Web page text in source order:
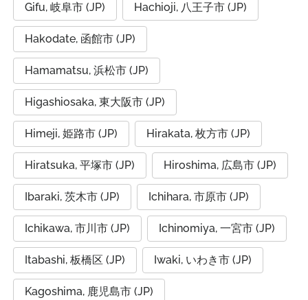
Gifu, 岐阜市 (JP) Hachioji, 八王子市 (JP)
Hakodate, 函館市 (JP)
Hamamatsu, 浜松市 (JP)
Higashiosaka, 東大阪市 (JP)
Himeji, 姫路市 (JP) Hirakata, 枚方市 (JP)
Hiratsuka, 平塚市 (JP) Hiroshima, 広島市 (JP)
Ibaraki, 茨木市 (JP) Ichihara, 市原市 (JP)
Ichikawa, 市川市 (JP) Ichinomiya, 一宮市 (JP)
Itabashi, 板橋区 (JP) Iwaki, いわき市 (JP)
Kagoshima, 鹿児島市 (JP)